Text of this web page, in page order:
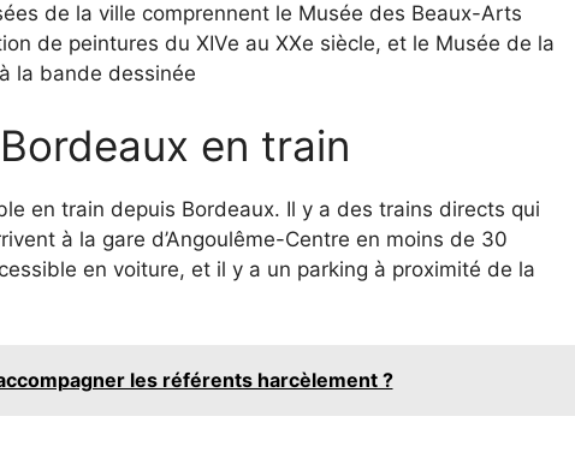
de la ville comprennent le Musée des Beaux-Arts
de peintures du XIVe au XXe siècle, et le Musée de la
la bande dessinée
en train
en train depuis Bordeaux. Il y a des trains directs qui
à la gare d’Angoulême-Centre en moins de 30
en voiture, et il y a un parking à proximité de la
les référents harcèlement ?